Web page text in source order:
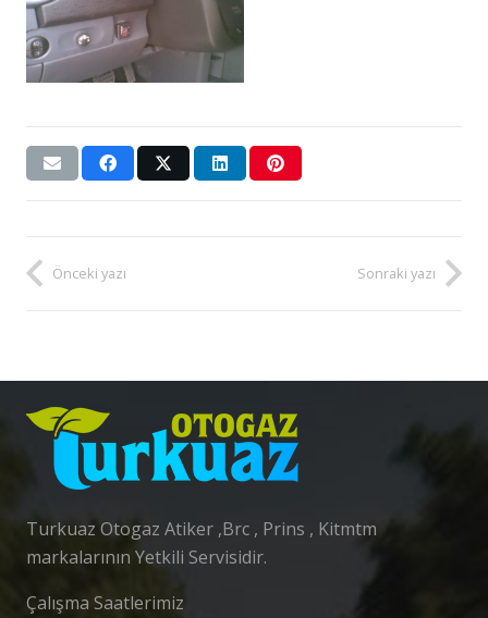
Önceki yazı Sonraki yazı
Turkuaz Otogaz Atiker ,Brc , Prins , Kitmtm
markalarının Yetkili Servisidir.
Çalışma Saatlerimiz